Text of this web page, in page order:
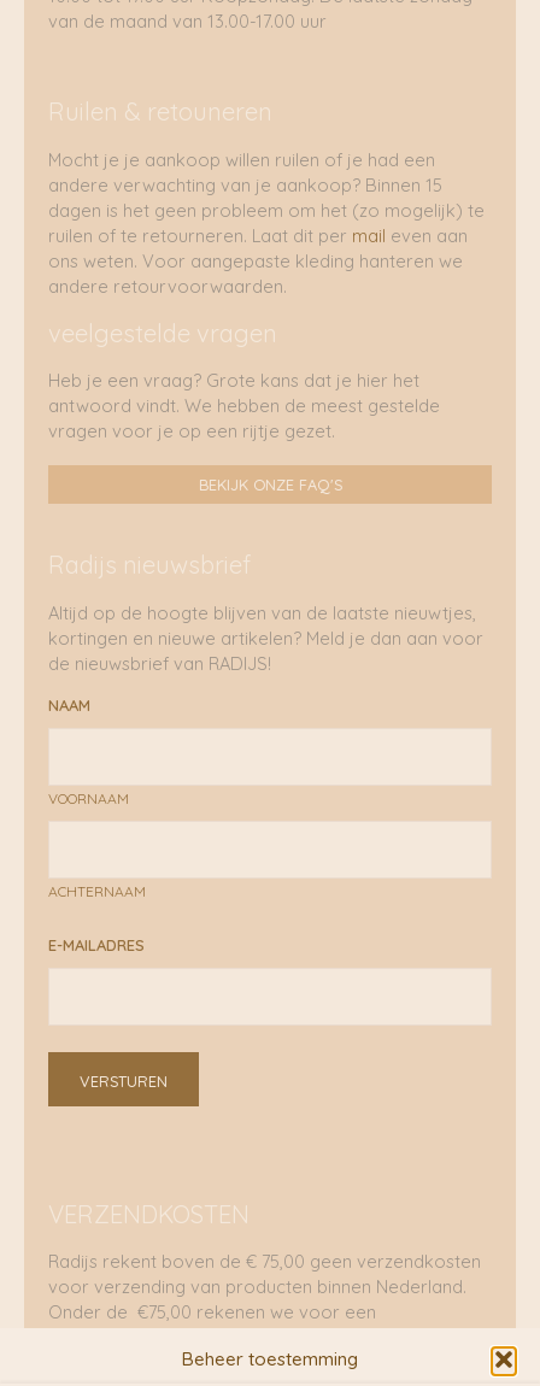
Beheer toestemming
van de maand van 13.00-17.00 uur
Ruilen & retouneren
Mocht je je aankoop willen ruilen of je had een
andere verwachting van je aankoop? Binnen 15
dagen is het geen probleem om het (zo mogelijk) te
ruilen of te retourneren. Laat dit per mail even aan
ons weten. Voor aangepaste kleding hanteren we
andere retourvoorwaarden.
veelgestelde vragen
Heb je een vraag? Grote kans dat je hier het
antwoord vindt. We hebben de meest gestelde
vragen voor je op een rijtje gezet.
BEKIJK ONZE FAQ'S
Radijs nieuwsbrief
Altijd op de hoogte blijven van de laatste nieuwtjes,
kortingen en nieuwe artikelen? Meld je dan aan voor
de nieuwsbrief van RADIJS!
NAAM
VOORNAAM
ACHTERNAAM
E-MAILADRES
VERSTUREN
VERZENDKOSTEN
Radijs rekent boven de € 75,00 geen verzendkosten
voor verzending van producten binnen Nederland.
Onder de €75,00 rekenen we voor een